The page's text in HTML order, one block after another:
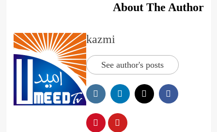
About The Author
kazmi
See author's posts